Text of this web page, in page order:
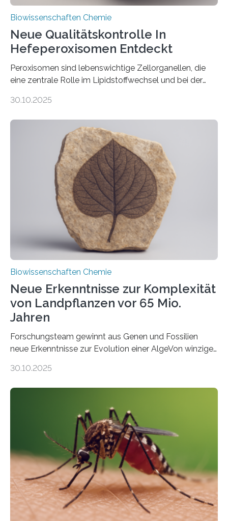
Biowissenschaften Chemie
Neue Qualitätskontrolle In
Hefeperoxisomen Entdeckt
Peroxisomen sind lebenswichtige Zellorganellen, die
eine zentrale Rolle im Lipidstoffwechsel und bei der
erfüllen können, müssen zahlreiche Enzyme präzise in
der Ruhr-Universität Bochum um Prof. Dr. Ralf Erdmann
und Dr. Ismaila Francis Yusuf hat nun einen bislang
unbekannten Qualitätskontrollmechanismus des
peroxisomalen Proteintransports in der Bäckerhefe
Saccharomyces cerevisiae entdeckt, der für die
Funktionsfähigkeit der Organellen entscheidend ist. Die
Studie wurde am 28. Oktober 2025 in der
Fachzeitschrift…
30.10.2025
Biowissenschaften Chemie
Neue Erkenntnisse zur Komplexität
von Landpflanzen vor 65 Mio.
Jahren
Forschungsteam gewinnt aus Genen und Fossilien
neue Erkenntnisse zur Evolution einer AlgeVon winzigen
Landpflanzen zählen zu den komplexesten
Grünalgen, die vor Hunderten von Millionen Jahren
lebten. Unter den Vorfahren sticht eine Gruppe heraus,
die noch heute in der Natur vorkommt: die
Süßwasseralge Coleochaetophyceae. Einige Arten
dieser Gruppe bilden aus Zellfäden dichte Geflechte
mit scheibenförmiger Gestalt. Was auffällig ist: Die
nächsten…
30.10.2025